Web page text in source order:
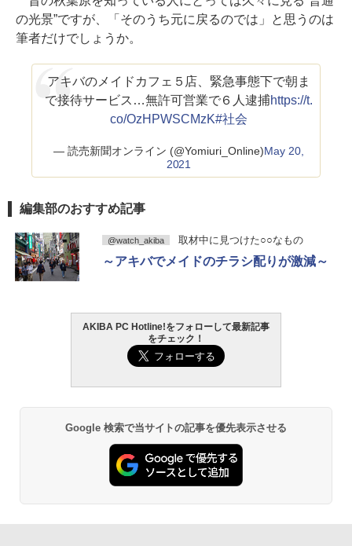
の光景”ですが、「そのうち元に戻るのでは」と思うのは
筆者だけでしょうか。
アキバのメイドカフェ５店、緊急事態下で朝ま
で接待サービス…無許可営業で６人逮捕https://t.
co/OzHPWSCMzK#社会
— 読売新聞オンライン (@Yomiuri_Online)May 20,
2021
編集部のおすすめ記事
@watch_akiba 取材中に見つけた○○なもの
～アキバでメイドのチラシ配りが激減～
AKIBA PC Hotline!をフォローして最新記事
をチェック！
Google 検索で当サイトの記事を優先表示させる